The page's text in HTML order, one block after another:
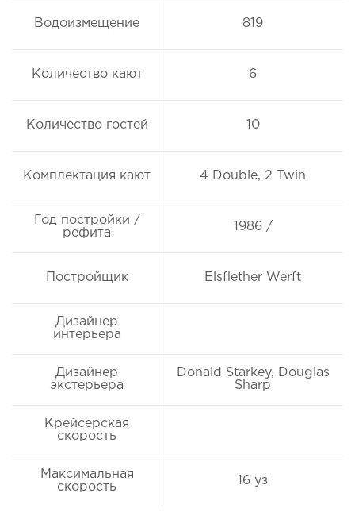
Водоизмещение 819
Количество кают 6
Количество гостей 10
Комплектация кают 4 Double, 2 Twin
Год постройки /
рефита
1986 /
Постройщик Elsflether Werft
Дизайнер
интерьера
Дизайнер
экстерьера
Donald Starkey, Douglas
Sharp
Крейсерская
скорость
Максимальная
скорость
16 уз